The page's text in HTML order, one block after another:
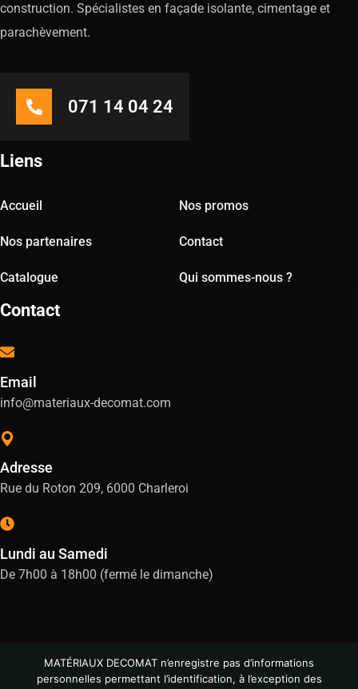
construction. Spécialistes en façade isolante, cimentage et
parachèvement.
071 14 04 24
Liens
Accueil Nos promos
Nos partenaires Contact
Catalogue Qui sommes-nous ?
Contact
Email
info@materiaux-decomat.com
Adresse
Rue du Roton 209, 6000 Charleroi
Lundi au Samedi
De 7h00 à 18h00 (fermé le dimanche)
MATÉRIAUX DECOMAT n’enregistre pas d’informations
personnelles permettant l’identification, à l’exception des